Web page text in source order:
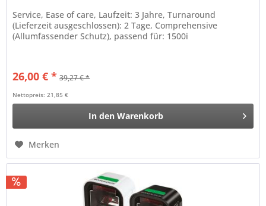
Service, Ease of care, Laufzeit: 3 Jahre, Turnaround
(Lieferzeit ausgeschlossen): 2 Tage, Comprehensive
(Allumfassender Schutz), passend für: 1500i
26,00 € * 39,27 € *
Nettopreis: 21,85 €
In den Warenkorb
Merken